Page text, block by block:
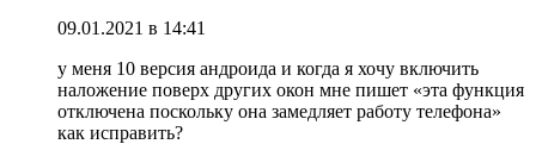
09.01.2021 в 14:41
у меня 10 версия андроида и когда я хочу включить
наложение поверх других окон мне пишет «эта функция
отключена поскольку она замедляет работу телефона»
как исправить?